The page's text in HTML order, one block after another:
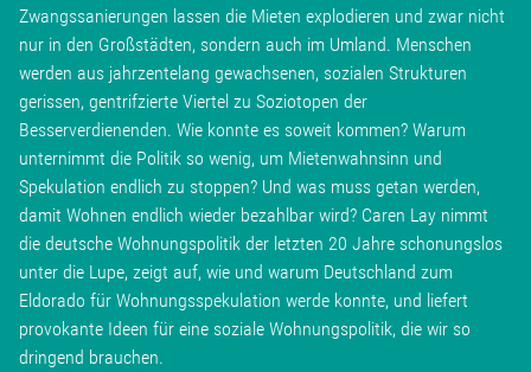
Zwangssanierungen lassen die Mieten explodieren und zwar nicht
nur in den Großstädten, sondern auch im Umland. Menschen
werden aus jahrzentelang gewachsenen, sozialen Strukturen
gerissen, gentrifzierte Viertel zu Soziotopen der
Besserverdienenden. Wie konnte es soweit kommen? Warum
unternimmt die Politik so wenig, um Mietenwahnsinn und
Spekulation endlich zu stoppen? Und was muss getan werden,
damit Wohnen endlich wieder bezahlbar wird? Caren Lay nimmt
die deutsche Wohnungspolitik der letzten 20 Jahre schonungslos
unter die Lupe, zeigt auf, wie und warum Deutschland zum
Eldorado für Wohnungsspekulation werde konnte, und liefert
provokante Ideen für eine soziale Wohnungspolitik, die wir so
dringend brauchen.